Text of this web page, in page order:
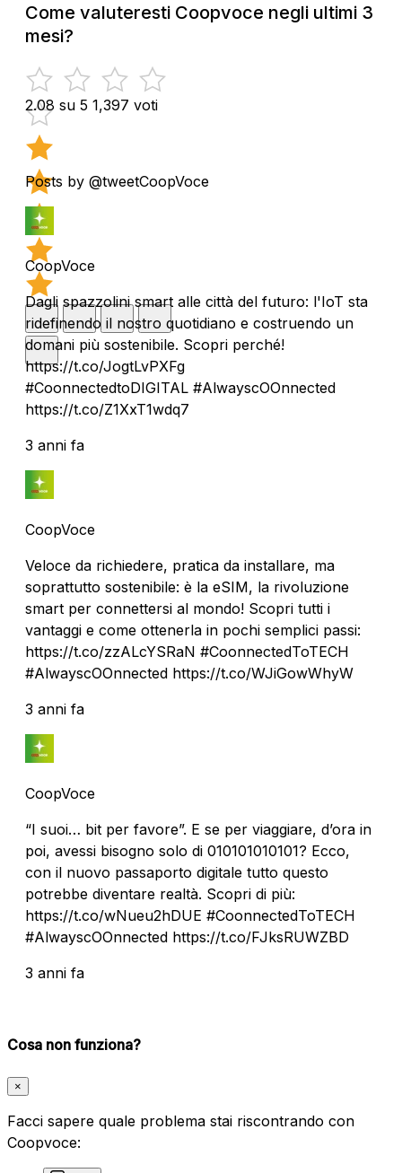
Come valuteresti Coopvoce negli ultimi 3
mesi?
2.08 su 5 1,397 voti
Posts by @tweetCoopVoce
CoopVoce
Dagli spazzolini smart alle città del futuro: l'IoT sta
ridefinendo il nostro quotidiano e costruendo un
domani più sostenibile. Scopri perché!
https://t.co/JogtLvPXFg
#CoonnectedtoDIGITAL #AlwayscOOnnected
https://t.co/Z1XxT1wdq7
3 anni fa
CoopVoce
Veloce da richiedere, pratica da installare, ma
soprattutto sostenibile: è la eSIM, la rivoluzione
smart per connettersi al mondo! Scopri tutti i
vantaggi e come ottenerla in pochi semplici passi:
https://t.co/zzALcYSRaN #CoonnectedToTECH
#AlwayscOOnnected https://t.co/WJiGowWhyW
3 anni fa
CoopVoce
“I suoi… bit per favore”. E se per viaggiare, d’ora in
poi, avessi bisogno solo di 010101010101? Ecco,
con il nuovo passaporto digitale tutto questo
potrebbe diventare realtà. Scopri di più:
https://t.co/wNueu2hDUE #CoonnectedToTECH
#AlwayscOOnnected https://t.co/FJksRUWZBD
3 anni fa
Cosa non funziona?
×
Facci sapere quale problema stai riscontrando con
Coopvoce: